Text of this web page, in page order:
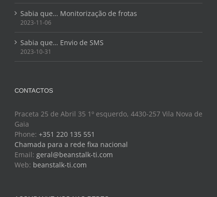
Sabia que… Monitorização de frotas
2023-11-06
Sabia que… Envio de SMS
2023-10-31
CONTACTOS
Praceta 25 de Abril 35 1º esquerdo, 4430-257 Vila Nova de
Gaia
Phone: +351 220 135 551
Chamada para a rede fixa nacional
Email: geral@beanstalk-ti.com
Web: beanstalk-ti.com